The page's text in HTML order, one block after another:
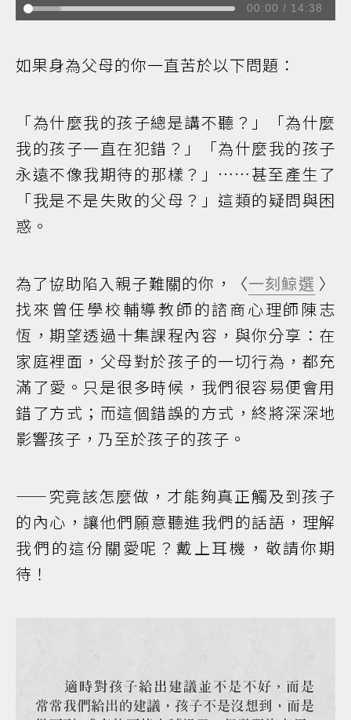
00:00 / 14:38
如果身為父母的你一直苦於以下問題：
「為什麼我的孩子總是講不聽？」「為什麼
我的孩子一直在犯錯？」「為什麼我的孩子
永遠不像我期待的那樣？」……甚至產生了
「我是不是失敗的父母？」這類的疑問與困
惑。
為了協助陷入親子難關的你，〈一刻鯨選 〉
找來曾任學校輔導教師的諮商心理師陳志
恆，期望透過十集課程內容，與你分享：在
家庭裡面，父母對於孩子的一切行為，都充
滿了愛。只是很多時候，我們很容易便會用
錯了方式；而這個錯誤的方式，終將深深地
影響孩子，乃至於孩子的孩子。
——究竟該怎麼做，才能夠真正觸及到孩子
的內心，讓他們願意聽進我們的話語，理解
我們的這份關愛呢？戴上耳機，敬請你期
待！